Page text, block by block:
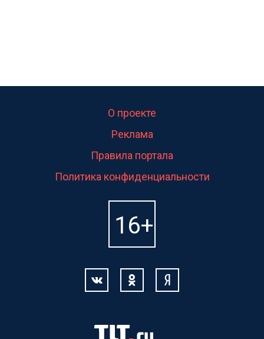
О проекте
Реклама
Правила портала
Политика конфиденциальности